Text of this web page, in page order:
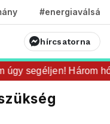
#energiaválság
hírcsatorna
segéljen! Három